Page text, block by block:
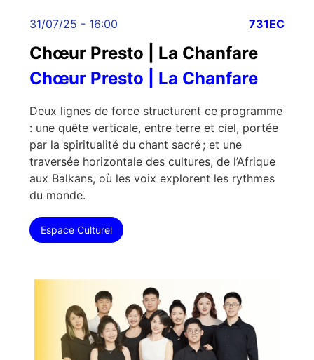
31/07/25 - 16:00 731EC
Chœur Presto | La Chanfare
Chœur Presto | La Chanfare
Deux lignes de force structurent ce programme
: une quête verticale, entre terre et ciel, portée
par la spiritualité du chant sacré ; et une
traversée horizontale des cultures, de l’Afrique
aux Balkans, où les voix explorent les rythmes
du monde.
Espace Culturel